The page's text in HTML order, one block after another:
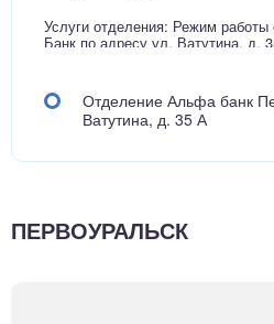
Услуги отделения: Режим
Банк по адресу ул. Ватутина, д.
Отделение Альфа банк
Ватутина, д. 35 А
ПЕРВОУРАЛЬСК